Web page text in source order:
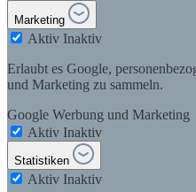
Marketing
Aktiv Inaktiv
Erlaubt es Google,
und Marketing zu sammeln.
Google Werbung und Marketing
Aktiv Inaktiv
Statistiken
Aktiv Inaktiv